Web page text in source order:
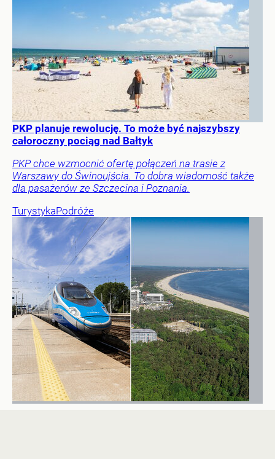
PKP planuje rewolucję. To może być najszybszy
całoroczny pociąg nad Bałtyk
PKP chce wzmocnić ofertę połączeń na trasie z
Warszawy do Świnoujścia. To dobra wiadomość także
dla pasażerów ze Szczecina i Poznania.
TurystykaPodróże